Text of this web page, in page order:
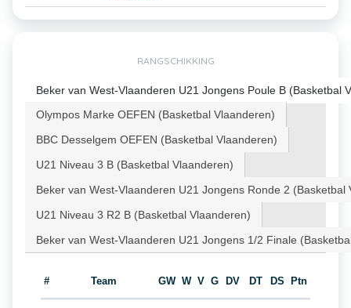
RANGSCHIKKING
Beker van West-Vlaanderen U21 Jongens Poule B (Basketbal
Olympos Marke OEFEN (Basketbal Vlaanderen)
BBC Desselgem OEFEN (Basketbal Vlaanderen)
U21 Niveau 3 B (Basketbal Vlaanderen)
Beker van West-Vlaanderen U21 Jongens Ronde 2 (Basketbal
U21 Niveau 3 R2 B (Basketbal Vlaanderen)
Beker van West-Vlaanderen U21 Jongens 1/2 Finale
# Team GW W V G DV DT DS Ptn